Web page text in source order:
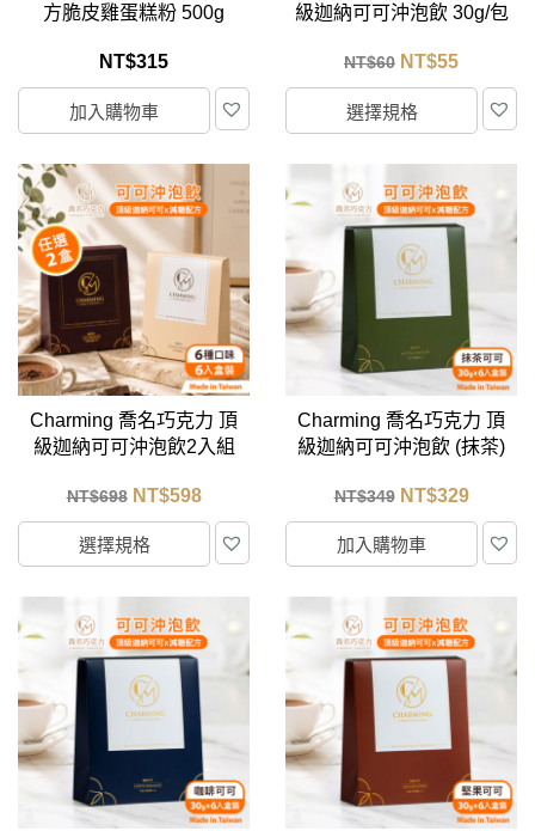
方脆皮雞蛋糕粉 500g
NT$315
加入購物車
級迦納可可沖泡飲 30g/包
NT$60 NT$55
選擇規格
Charming 喬名巧克力 頂
級迦納可可沖泡飲2入組
NT$698 NT$598
選擇規格
Charming 喬名巧克力 頂
級迦納可可沖泡飲 (抹茶)
NT$349 NT$329
加入購物車